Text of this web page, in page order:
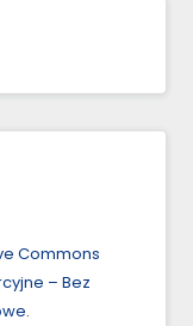
Commons
– Bez
.